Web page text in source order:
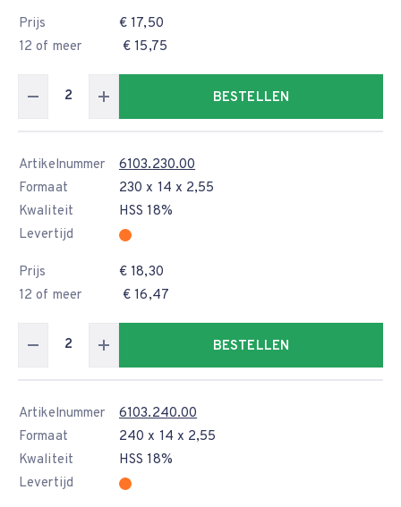
Prijs
€ 17,50
12 of meer
€ 15,75
BESTELLEN
Artikelnummer
6103.230.00
Formaat
230 x 14 x 2,55
Kwaliteit
HSS 18%
Levertijd
Prijs
€ 18,30
12 of meer
€ 16,47
BESTELLEN
Artikelnummer
6103.240.00
Formaat
240 x 14 x 2,55
Kwaliteit
HSS 18%
Levertijd